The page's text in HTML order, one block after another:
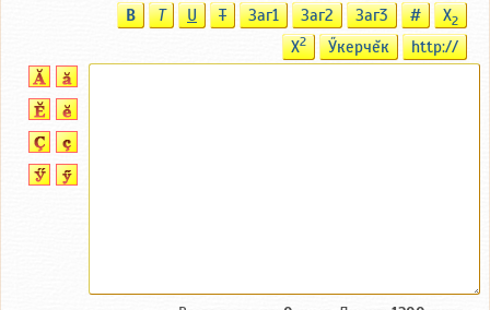
B T U T Заг1 Заг2 Заг3 # X2
X2 Ӳкерчĕк http://